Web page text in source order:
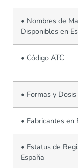
• Nombres de
Disponibles en
• Código ATC
• Formas y Dosis
• Fabricantes en
• Estatus de
España